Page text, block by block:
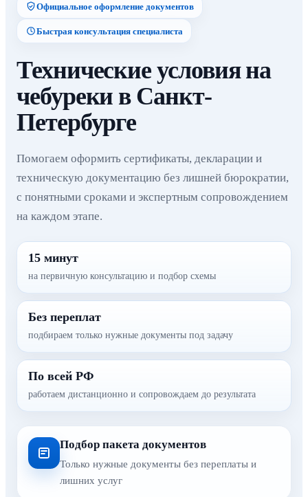
Официальное оформление документов
Быстрая консультация специалиста
Технические условия на
чебуреки в Санкт-
Петербурге
Помогаем оформить сертификаты, декларации и
техническую документацию без лишней бюрократии,
с понятными сроками и экспертным сопровождением
на каждом этапе.
15 минут
на первичную консультацию и подбор схемы
Без переплат
подбираем только нужные документы под задачу
По всей РФ
работаем дистанционно и сопровождаем до результата
Подбор пакета документов
Только нужные документы без переплаты и
лишних услуг